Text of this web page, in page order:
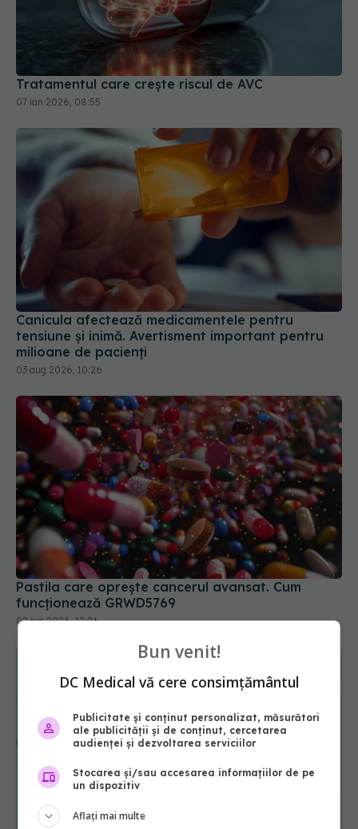
Tratamentul care crește riscul de AVC
07 ian 2026, 08:55
Canicula afectează medicamentele pentru
tensiune și inimă. Avertisment important pentru
milioane de pacienți
03 aug 2026, 10:26
Pastila care oprește cancerul avansat. Cum
funcționează GRWD5769
02 iun 2026, 12:26
Bun venit!
DC Medical vă cere consimțământul
Publicitate și conținut personalizat, măsurători
ale publicității și de conținut, cercetarea
audienței și dezvoltarea serviciilor
Stocarea și/sau accesarea informațiilor de pe
un dispozitiv
Aflați mai multe